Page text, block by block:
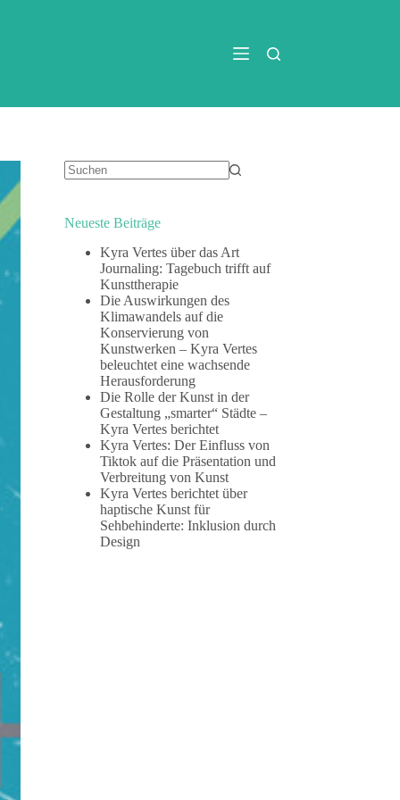
Neueste Beiträge
Kyra Vertes über das Art
Journaling: Tagebuch trifft auf
Kunsttherapie
Die Auswirkungen des
Klimawandels auf die
Konservierung von
Kunstwerken – Kyra Vertes
beleuchtet eine wachsende
Herausforderung
Die Rolle der Kunst in der
Gestaltung „smarter“ Städte –
Kyra Vertes berichtet
Kyra Vertes: Der Einfluss von
Tiktok auf die Präsentation und
Verbreitung von Kunst
Kyra Vertes berichtet über
haptische Kunst für
Sehbehinderte: Inklusion durch
Design